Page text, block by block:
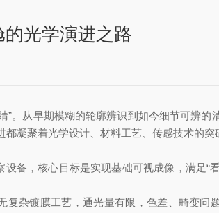
光学演进之路
从早期模糊的轮廓辨识到如今细节可辨的
凝聚着光学设计、材料工艺、传感技术的
备，核心目标是实现基础可视成像，满足
杂镀膜工艺，通光量有限，色差、畸变问